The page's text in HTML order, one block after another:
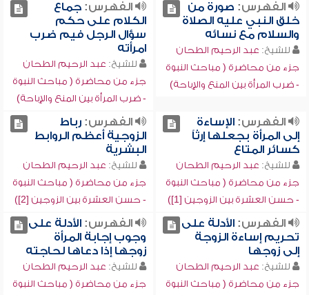
الفهرس: صورة من
خلق النبي عليه الصلاة
والسلام مع نسائه
للشيخ: عبد الرحيم الطحان
جزء من محاضرة ( مباحث النبوة
- ضرب المرأة بين المنع والإباحة)
الفهرس:جماع
الكلام على حكم
سؤال الرجل فيم ضرب
امرأته
للشيخ: عبد الرحيم الطحان
جزء من محاضرة ( مباحث النبوة
- ضرب المرأة بين المنع والإباحة)
الفهرس:الإساءة
إلى المرأة بجعلها إرثاً
كسائر المتاع
للشيخ: عبد الرحيم الطحان
جزء من محاضرة ( مباحث النبوة
- حسن العشرة بين الزوجين [1])
الفهرس:رباط
الزوجية أعظم الروابط
البشرية
للشيخ: عبد الرحيم الطحان
جزء من محاضرة ( مباحث النبوة
- حسن العشرة بين الزوجين [2])
الفهرس:الأدلة على
تحريم إساءة الزوجة
إلى زوجها
للشيخ: عبد الرحيم الطحان
جزء من محاضرة ( مباحث النبوة
الفهرس:الأدلة على
وجوب إجابة المرأة
زوجها إذا دعاها لحاجته
للشيخ: عبد الرحيم الطحان
جزء من محاضرة ( مباحث النبوة